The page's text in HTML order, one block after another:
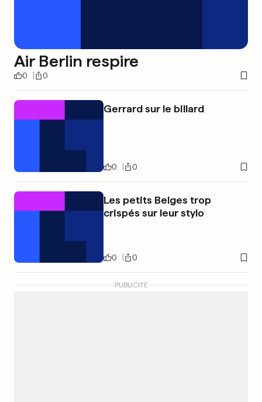
Air Berlin respire
0 0
Gerrard sur le billard
0 0
Les petits Belges trop
crispés sur leur stylo
0 0
PUBLICITÉ